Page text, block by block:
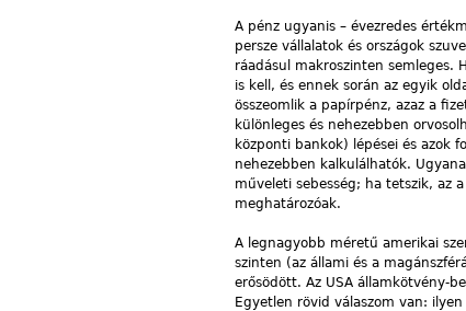
A pénz ugyanis – évezredes
persze vállalatok és országok
ráadásul makroszinten semleges.
is kell, és ennek során az egyik
összeomlik a papírpénz, azaz a
különleges és nehezebben
központi bankok) lépései és azok
nehezebben kalkulálhatók.
műveleti sebesség; ha tetszik, az
meghatározóak.
A legnagyobb méretű amerikai
szinten (az állami és a
erősödött. Az USA államkötvény-
Egyetlen rövid válaszom van: